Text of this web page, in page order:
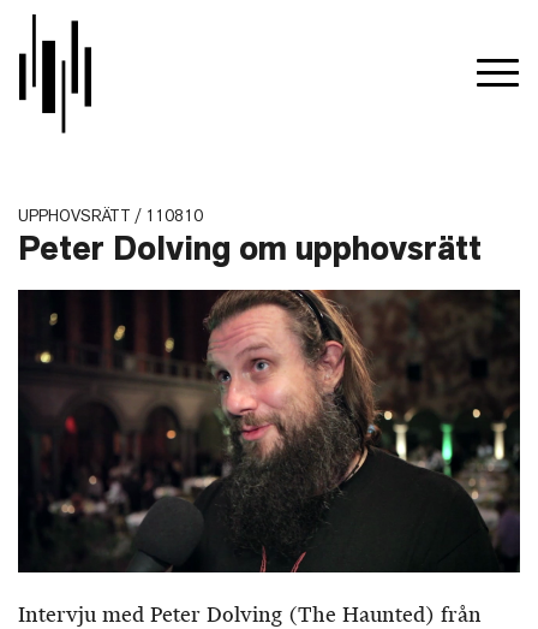
UPPHOVSRÄTT / 110810
Peter Dolving om upphovsrätt
Intervju med Peter Dolving (The Haunted) från